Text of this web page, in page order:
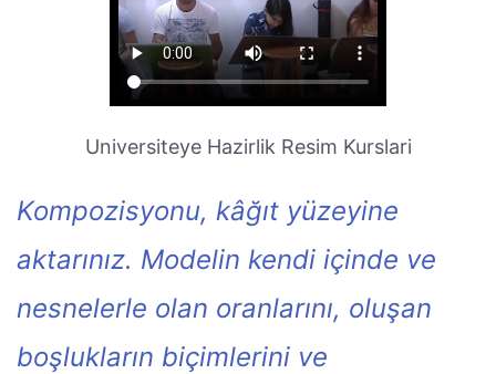
Universiteye Hazirlik Resim Kurslari
Kompozisyonu, kâğıt yüzeyine
aktarınız. Modelin kendi içinde ve
nesnelerle olan oranlarını, oluşan
boşlukların biçimlerini ve